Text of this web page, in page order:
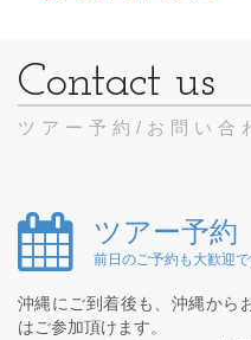
ツアー予約/お問い合
ツアー予約
前日のご予約も大歓迎
沖縄にご到着後も、沖縄から
はご参加頂けます。